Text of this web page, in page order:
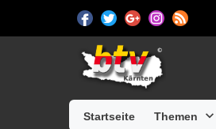
Startseite Themen